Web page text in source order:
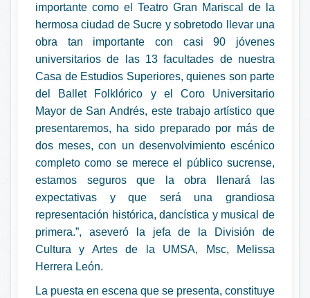
importante como el Teatro Gran Mariscal de la
hermosa ciudad de Sucre y sobretodo llevar una
obra tan importante con casi 90 jóvenes
universitarios de las 13 facultades de nuestra
Casa de Estudios Superiores, quienes son parte
del Ballet Folklórico y el Coro Universitario
Mayor de San Andrés, este trabajo artístico que
presentaremos, ha sido preparado por más de
dos meses, con un desenvolvimiento escénico
completo como se merece el público sucrense,
estamos seguros que la obra llenará las
expectativas y que será una grandiosa
representación histórica, dancística y musical de
primera.”, aseveró la jefa de la División de
Cultura y Artes de la UMSA, Msc, Melissa
Herrera León.
La puesta en escena que se presenta, constituye